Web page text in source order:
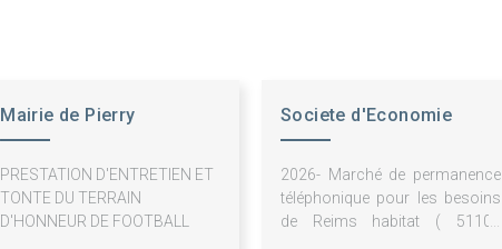
Mairie de Pierry
PRESTATION D'ENTRETIEN ET
TONTE DU TERRAIN
D'HONNEUR DE FOOTBALL
Societe d'Economie
2026- Marché de permanence
téléphonique pour les besoins
de Reims habitat ( 51100